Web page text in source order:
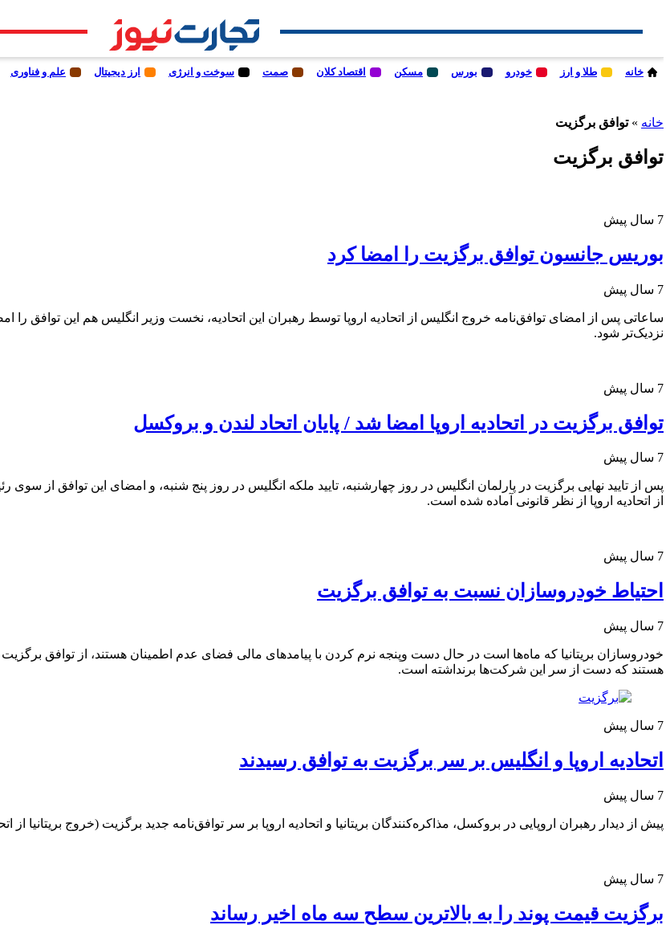
خانه طلا و ارز خودرو بورس مسکن اقتصاد کلان صمت سوخت و انرژی ارز دیجیتال علم و فناوری
خانه »توافق برگزیت
توافق برگزیت
7 سال پیش
بوریس جانسون توافق برگزیت را امضا کرد
7 سال پیش
نزدیک‌تر شود.
7 سال پیش
توافق برگزیت در اتحادیه اروپا امضا شد / پایان اتحاد لندن و بروکسل
7 سال پیش
پس از تایید نهایی برگزیت در پارلمان انگلیس در روز چهارشنبه، تایید ملکه انگلیس در روز پنج شنبه، و امضای این توافق از
از اتحادیه اروپا از نظر قانونی آماده شده است.
7 سال پیش
احتیاط خودروسازان نسبت به توافق برگزیت
7 سال پیش
خودروسازان بریتانیا که ماه‌ها است در حال دست و‌پنجه نرم کردن با پیامدهای مالی فضای عدم اطمینان هستند، از توافق
هستند که دست از سر این شرکت‌ها برنداشته است.
7 سال پیش
اتحادیه اروپا و انگلیس بر سر برگزیت به توافق رسیدند
7 سال پیش
پیش از دیدار رهبران اروپایی در بروکسل، مذاکره‌کنندگان بریتانیا و اتحادیه اروپا بر سر توافق‌نامه جدید برگزیت (خروج بریتانیا از
7 سال پیش
برگزیت قیمت پوند را به بالاترین سطح سه ماه اخیر رساند